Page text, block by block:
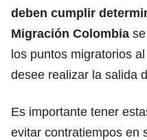
deben cumplir
Migración Colombia
los puntos migratorios
desee realizar la salida
Es importante tener
evitar contratiempos en